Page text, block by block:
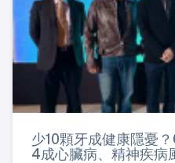
少10顆牙成健康隱憂
4成心臟病、精神疾病